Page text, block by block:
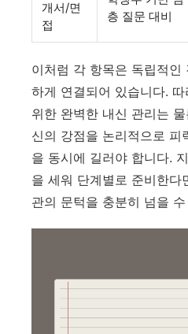
개서/면
접
층 질문 대비
이처럼 각 항목은 독립적인
하게 연결되어 있습니다.
위한 완벽한 내신 관리는
신의 강점을 논리적으로 피
을 동시에 길러야 합니다.
을 세워 단계별로 준비한다
관의 문턱을 충분히 넘을